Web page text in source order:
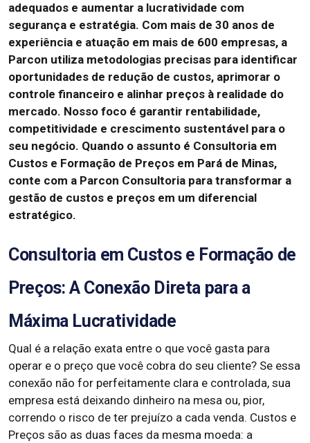
adequados e aumentar a lucratividade com
segurança e estratégia. Com mais de 30 anos de
experiência e atuação em mais de 600 empresas, a
Parcon utiliza metodologias precisas para identificar
oportunidades de redução de custos, aprimorar o
controle financeiro e alinhar preços à realidade do
mercado. Nosso foco é garantir rentabilidade,
competitividade e crescimento sustentável para o
seu negócio. Quando o assunto é Consultoria em
Custos e Formação de Preços em Pará de Minas,
conte com a Parcon Consultoria para transformar a
gestão de custos e preços em um diferencial
estratégico.
Consultoria em Custos e Formação de
Preços: A Conexão Direta para a
Máxima Lucratividade
Qual é a relação exata entre o que você gasta para
operar e o preço que você cobra do seu cliente? Se essa
conexão não for perfeitamente clara e controlada, sua
empresa está deixando dinheiro na mesa ou, pior,
correndo o risco de ter prejuízo a cada venda. Custos e
Preços são as duas faces da mesma moeda: a